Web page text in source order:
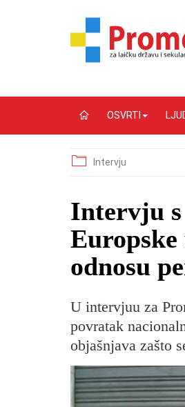
OSVRTI
Intervju
Intervju
odnosu
U intervjuu za
povratak
objašnjava zašto